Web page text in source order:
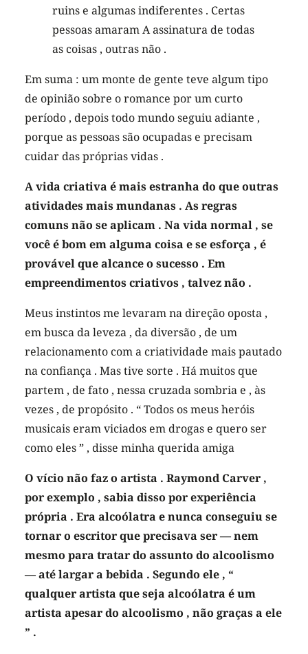
ruins e algumas indiferentes . Certas
pessoas amaram A assinatura de todas
as coisas , outras não .
Em suma : um monte de gente teve algum tipo
de opinião sobre o romance por um curto
período , depois todo mundo seguiu adiante ,
porque as pessoas são ocupadas e precisam
cuidar das próprias vidas .
A vida criativa é mais estranha do que outras
atividades mais mundanas . As regras
comuns não se aplicam . Na vida normal , se
você é bom em alguma coisa e se esforça , é
provável que alcance o sucesso . Em
empreendimentos criativos , talvez não .
Meus instintos me levaram na direção oposta ,
em busca da leveza , da diversão , de um
relacionamento com a criatividade mais pautado
na confiança . Mas tive sorte . Há muitos que
partem , de fato , nessa cruzada sombria e , às
vezes , de propósito . “ Todos os meus heróis
musicais eram viciados em drogas e quero ser
como eles ” , disse minha querida amiga
O vício não faz o artista . Raymond Carver ,
por exemplo , sabia disso por experiência
própria . Era alcoólatra e nunca conseguiu se
tornar o escritor que precisava ser — nem
mesmo para tratar do assunto do alcoolismo
— até largar a bebida . Segundo ele , “
qualquer artista que seja alcoólatra é um
artista apesar do alcoolismo , não graças a ele
” .